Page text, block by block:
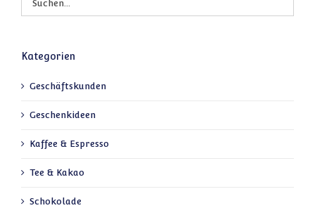
Kategorien
Geschäftskunden
Geschenkideen
Kaffee & Espresso
Tee & Kakao
Schokolade